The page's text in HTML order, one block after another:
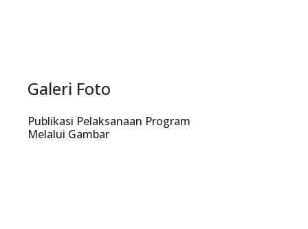
Galeri Foto
Publikasi Pelaksanaan Program
Melalui Gambar